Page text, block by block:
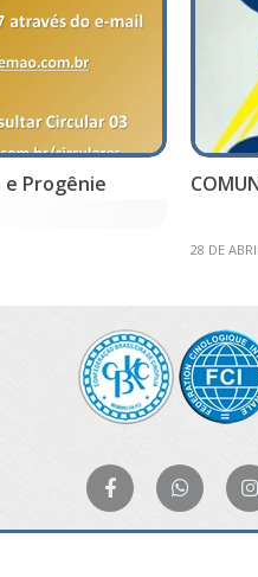
e Progênie
28 DE